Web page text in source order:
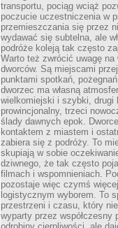
transportu, pociąg wciąż
poczucie uczestniczenia w
przemieszczania się przez
wydawać się subtelna, ale
podróże koleją tak często
Warto też zwrócić uwagę
dworców. Są miejscami
punktami spotkań,
dworzec ma własną
wielkomiejski i szybki, drugi
prowincjonalny, trzeci
ślady dawnych epok.
kontaktem z miastem i
zabiera się z podróży. To
skupiają w sobie
dziwnego, że tak często
filmach i wspomnieniach.
pozostaje więc czymś
logistycznym wyborem. To
przestrzeni i czasu, który nie
wyparty przez współczesny